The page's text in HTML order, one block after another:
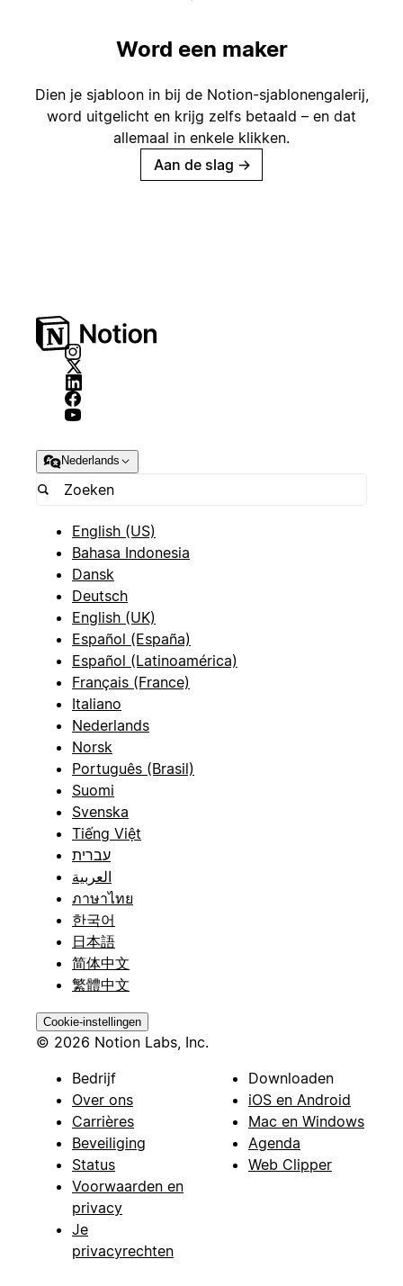
Word een maker
Dien je sjabloon in bij de Notion-sjablonengalerij,
word uitgelicht en krijg zelfs betaald – en dat
allemaal in enkele klikken.
Aan de slag →
Nederlands
English (US)
Bahasa Indonesia
Dansk
Deutsch
English (UK)
Español (España)
Español (Latinoamérica)
Français (France)
Italiano
Nederlands
Norsk
Português (Brasil)
Suomi
Svenska
Tiếng Việt
עברית
العربية
ภาษาไทย
한국어
日本語
简体中文
繁體中文
Cookie-instellingen
© 2026 Notion Labs, Inc.
Bedrijf
Over ons
Carrières
Beveiliging
Status
Voorwaarden en
privacy
Je
privacyrechten
Downloaden
iOS en Android
Mac en Windows
Agenda
Web Clipper